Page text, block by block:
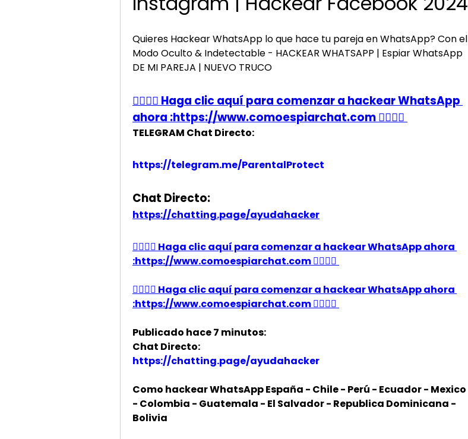
Quieres Hackear WhatsApp lo que hace tu pareja en WhatsApp? Con el
Modo Oculto & Indetectable - HACKEAR WHATSAPP | Espiar WhatsApp
DE MI PAREJA | NUEVO TRUCO
👉🏻👉🏻 Haga clic aquí para comenzar a hackear WhatsApp
ahora :https://www.comoespiarchat.com 👈🏻👈🏻
TELEGRAM Chat Directo:
https://telegram.me/ParentalProtect
Chat Directo:
https://chatting.page/ayudahacker
👉🏻👉🏻 Haga clic aquí para comenzar a hackear WhatsApp ahora
:https://www.comoespiarchat.com 👈🏻👈🏻
👉🏻👉🏻 Haga clic aquí para comenzar a hackear WhatsApp ahora
:https://www.comoespiarchat.com 👈🏻👈🏻
Publicado hace 7 minutos:
Chat Directo:
https://chatting.page/ayudahacker
Como hackear WhatsApp España - Chile - Perú - Ecuador - Mexico
- Colombia - Guatemala - El Salvador - Republica Dominicana -
Bolivia